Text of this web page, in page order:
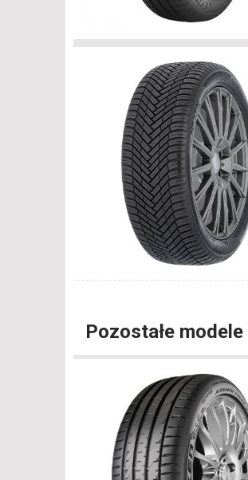
Pozostałe modele